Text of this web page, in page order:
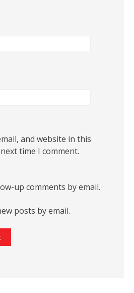
and website in this
time I comment.
up comments by email.
posts by email.